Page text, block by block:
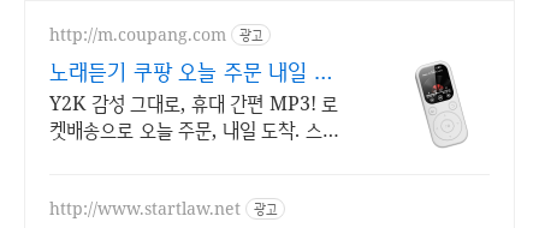
http://m.coupang.com 광고
노래듣기 쿠팡 오늘 주문 내일 도
착
Y2K 감성 그대로, 휴대 간편 MP3! 로
켓배송으로 오늘 주문, 내일 도착. 스트
http://www.startlaw.net 광고